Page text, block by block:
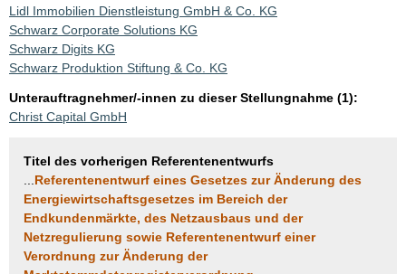
Lidl Immobilien Dienstleistung GmbH & Co. KG
Schwarz Corporate Solutions KG
Schwarz Digits KG
Schwarz Produktion Stiftung & Co. KG
Unterauftragnehmer/-innen zu dieser Stellungnahme (1):
Christ Capital GmbH
Titel des vorherigen Referentenentwurfs
Referentenentwurf eines Gesetzes zur Änderung des
Energiewirtschaftsgesetzes im Bereich der
Endkundenmärkte, des Netzausbaus und der
Netzregulierung sowie Referentenentwurf einer
Verordnung zur Änderung der